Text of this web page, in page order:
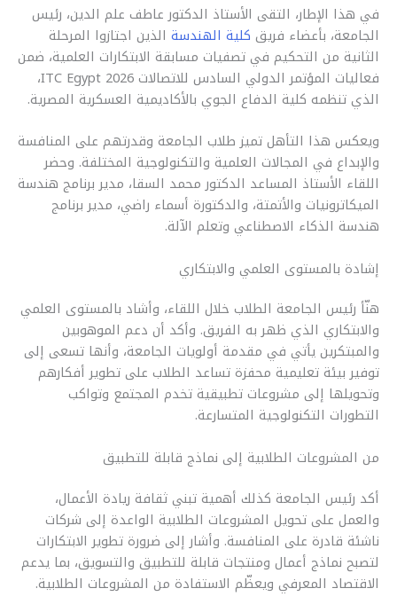
في هذا الإطار، التقى الأستاذ الدكتور عاطف علم الدين، رئيس
الجامعة، بأعضاء فريق كلية الهندسة الذين اجتازوا المرحلة
الثانية من التحكيم في تصفيات مسابقة الابتكارات العلمية، ضمن
فعاليات المؤتمر الدولي السادس للاتصالات ITC Egypt 2026،
الذي تنظمه كلية الدفاع الجوي بالأكاديمية العسكرية المصرية.
ويعكس هذا التأهل تميز طلاب الجامعة وقدرتهم على المنافسة
والإبداع في المجالات العلمية والتكنولوجية المختلفة. وحضر
اللقاء الأستاذ المساعد الدكتور محمد السقا، مدير برنامج هندسة
الميكاترونيات والأتمتة، والدكتورة أسماء راضي، مدير برنامج
هندسة الذكاء الاصطناعي وتعلم الآلة.
إشادة بالمستوى العلمي والابتكاري
هنّأ رئيس الجامعة الطلاب خلال اللقاء، وأشاد بالمستوى العلمي
والابتكاري الذي ظهر به الفريق. وأكد أن دعم الموهوبين
والمبتكرين يأتي في مقدمة أولويات الجامعة، وأنها تسعى إلى
توفير بيئة تعليمية محفزة تساعد الطلاب على تطوير أفكارهم
وتحويلها إلى مشروعات تطبيقية تخدم المجتمع وتواكب
التطورات التكنولوجية المتسارعة.
من المشروعات الطلابية إلى نماذج قابلة للتطبيق
أكد رئيس الجامعة كذلك أهمية تبني ثقافة ريادة الأعمال،
والعمل على تحويل المشروعات الطلابية الواعدة إلى شركات
ناشئة قادرة على المنافسة. وأشار إلى ضرورة تطوير الابتكارات
لتصبح نماذج أعمال ومنتجات قابلة للتطبيق والتسويق، بما يدعم
الاقتصاد المعرفي ويعظّم الاستفادة من المشروعات الطلابية.